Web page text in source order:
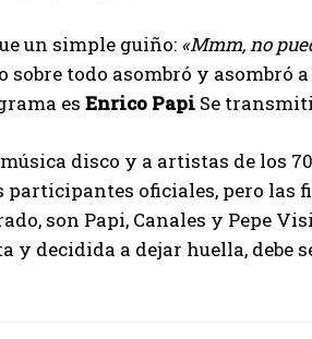
un simple guiño: «Mmm, no
todo asombró y asombró
es Enrico Papi Se
disco y a artistas de los
oficiales, pero las
son Papi, Canales y Pepe
y decidida a dejar huella, debe